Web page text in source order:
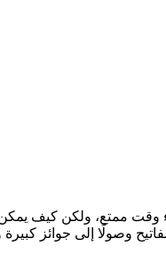
وقت ممتع، ولكن كيف يمكن
وصولًا إلى جوائز